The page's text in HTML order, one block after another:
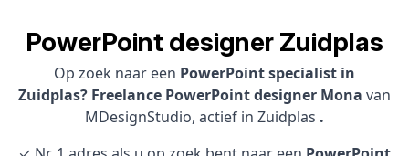
PowerPoint designer Zuidplas
Op zoek naar een PowerPoint specialist in
Zuidplas? Freelance PowerPoint designer Mona van
MDesignStudio, actief in Zuidplas .